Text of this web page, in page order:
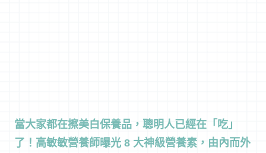
當大家都在擦美白保養品，聰明人已經在「吃」
了！高敏敏營養師曝光 8 大神級營養素，由內而外